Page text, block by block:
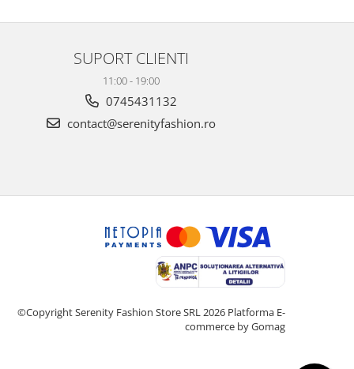
SUPORT CLIENTI
11:00 - 19:00
0745431132
contact@serenityfashion.ro
©Copyright Serenity Fashion Store SRL 2026 Platforma E-
commerce by Gomag